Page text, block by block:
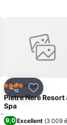
favoris
PartagerAjouter
4 ÉtoilesHôtel
Pietre Nere Resort
Spa
9,0 Excellent (3 009